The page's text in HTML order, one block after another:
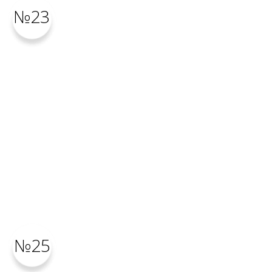
№25
№23